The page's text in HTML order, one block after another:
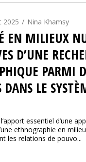
2025 Nina Khamsy
EN MILIEUX
D’UNE
PARMI
DANS LE
essentiel d’une
ethnographie en
les relations de pouvo...